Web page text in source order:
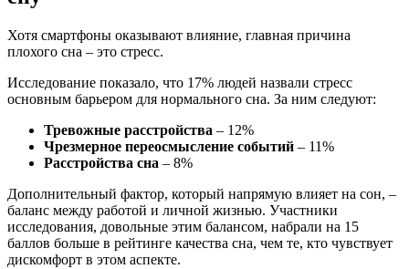
Хотя смартфоны оказывают влияние, главная причина
плохого сна – это стресс.
Исследование показало, что 17% людей назвали стресс
основным барьером для нормального сна. За ним следуют:
Тревожные расстройства – 12%
Чрезмерное переосмысление событий – 11%
Расстройства сна – 8%
Дополнительный фактор, который напрямую влияет на сон, –
баланс между работой и личной жизнью. Участники
исследования, довольные этим балансом, набрали на 15
баллов больше в рейтинге качества сна, чем те, кто чувствует
дискомфорт в этом аспекте.